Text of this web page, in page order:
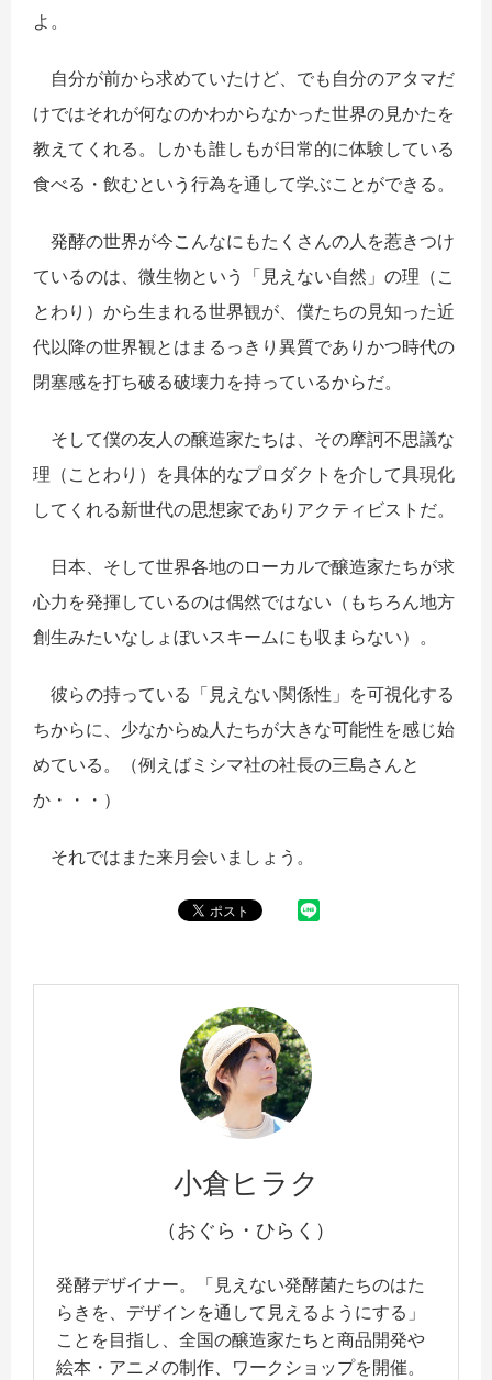
よ。
自分が前から求めていたけど、でも自分のアタマだ
けではそれが何なのかわからなかった世界の見かたを
教えてくれる。しかも誰しもが日常的に体験している
食べる・飲むという行為を通して学ぶことができる。
発酵の世界が今こんなにもたくさんの人を惹きつけ
ているのは、微生物という「見えない自然」の理（こ
とわり）から生まれる世界観が、僕たちの見知った近
代以降の世界観とはまるっきり異質でありかつ時代の
閉塞感を打ち破る破壊力を持っているからだ。
そして僕の友人の醸造家たちは、その摩訶不思議な
理（ことわり）を具体的なプロダクトを介して具現化
してくれる新世代の思想家でありアクティビストだ。
日本、そして世界各地のローカルで醸造家たちが求
心力を発揮しているのは偶然ではない（もちろん地方
創生みたいなしょぼいスキームにも収まらない）。
彼らの持っている「見えない関係性」を可視化する
ちからに、少なからぬ人たちが大きな可能性を感じ始
めている。（例えばミシマ社の社長の三島さんと
か・・・）
それではまた来月会いましょう。
小倉ヒラク
（おぐら・ひらく）
発酵デザイナー。「見えない発酵菌たちのはた
らきを、デザインを通して見えるようにする」
ことを目指し、全国の醸造家たちと商品開発や
絵本・アニメの制作、ワークショップを開催。